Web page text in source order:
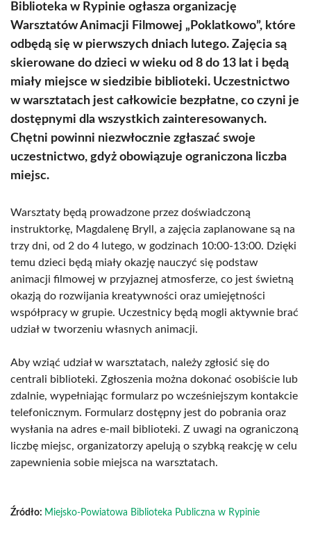
Biblioteka w Rypinie ogłasza organizację
Warsztatów Animacji Filmowej „Poklatkowo”, które
odbędą się w pierwszych dniach lutego. Zajęcia są
skierowane do dzieci w wieku od 8 do 13 lat i będą
miały miejsce w siedzibie biblioteki. Uczestnictwo
w warsztatach jest całkowicie bezpłatne, co czyni je
dostępnymi dla wszystkich zainteresowanych.
Chętni powinni niezwłocznie zgłaszać swoje
uczestnictwo, gdyż obowiązuje ograniczona liczba
miejsc.
Warsztaty będą prowadzone przez doświadczoną
instruktorkę, Magdalenę Bryll, a zajęcia zaplanowane są na
trzy dni, od 2 do 4 lutego, w godzinach 10:00-13:00. Dzięki
temu dzieci będą miały okazję nauczyć się podstaw
animacji filmowej w przyjaznej atmosferze, co jest świetną
okazją do rozwijania kreatywności oraz umiejętności
współpracy w grupie. Uczestnicy będą mogli aktywnie brać
udział w tworzeniu własnych animacji.
Aby wziąć udział w warsztatach, należy zgłosić się do
centrali biblioteki. Zgłoszenia można dokonać osobiście lub
zdalnie, wypełniając formularz po wcześniejszym kontakcie
telefonicznym. Formularz dostępny jest do pobrania oraz
wysłania na adres e-mail biblioteki. Z uwagi na ograniczoną
liczbę miejsc, organizatorzy apelują o szybką reakcję w celu
zapewnienia sobie miejsca na warsztatach.
Źródło: Miejsko-Powiatowa Biblioteka Publiczna w Rypinie